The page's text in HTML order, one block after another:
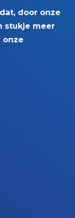
door onze
stukje meer
onze